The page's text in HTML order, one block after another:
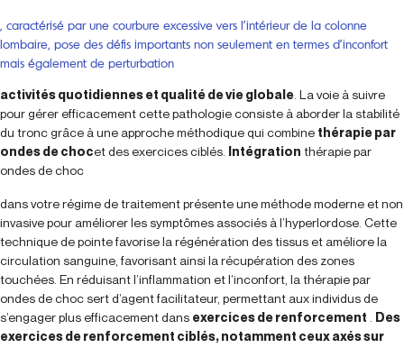
, caractérisé par une courbure excessive vers l’intérieur de la colonne
lombaire, pose des défis importants non seulement en termes d’inconfort
mais également de perturbation
activités quotidiennes et qualité de vie globale . La voie à suivre
pour gérer efficacement cette pathologie consiste à aborder la stabilité
du tronc grâce à une approche méthodique qui combine thérapie par
ondes de chocet des exercices ciblés. Intégration thérapie par
ondes de choc
dans votre régime de traitement présente une méthode moderne et non
invasive pour améliorer les symptômes associés à l’hyperlordose. Cette
technique de pointe favorise la régénération des tissus et améliore la
circulation sanguine, favorisant ainsi la récupération des zones
touchées. En réduisant l’inflammation et l’inconfort, la thérapie par
ondes de choc sert d’agent facilitateur, permettant aux individus de
s’engager plus efficacement dans exercices de renforcement
Des
exercices de renforcement ciblés, notamment ceux axés sur